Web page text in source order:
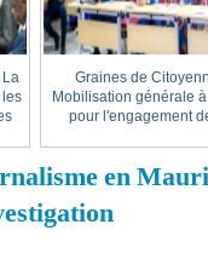
« Graines de
Mobilisation générale
pour l'engagement
les
en